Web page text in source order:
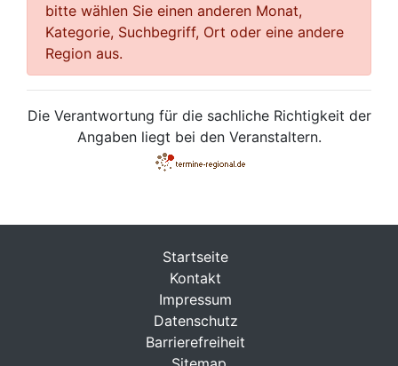
bitte wählen Sie einen anderen Monat,
Kategorie, Suchbegriff, Ort oder eine andere
Region aus.
Die Verantwortung für die sachliche Richtigkeit der
Angaben liegt bei den Veranstaltern.
Startseite
Kontakt
Impressum
Datenschutz
Barrierefreiheit